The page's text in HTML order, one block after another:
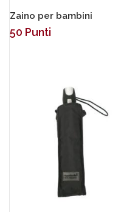
Zaino per bambini
50 Punti